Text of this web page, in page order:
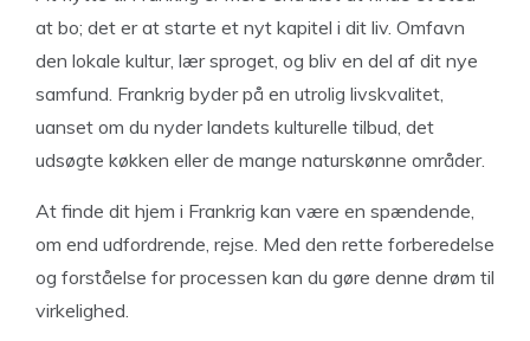
at bo; det er at starte et nyt kapitel i dit liv. Omfavn
den lokale kultur, lær sproget, og bliv en del af dit nye
samfund. Frankrig byder på en utrolig livskvalitet,
uanset om du nyder landets kulturelle tilbud, det
udsøgte køkken eller de mange naturskønne områder.
At finde dit hjem i Frankrig kan være en spændende,
om end udfordrende, rejse. Med den rette forberedelse
og forståelse for processen kan du gøre denne drøm til
virkelighed.